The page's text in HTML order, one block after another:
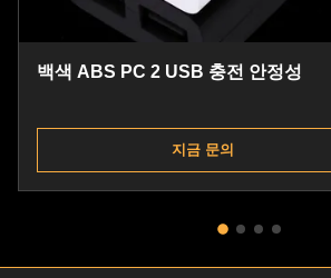
백색 ABS PC 2 USB 충전 안정성
지금 문의